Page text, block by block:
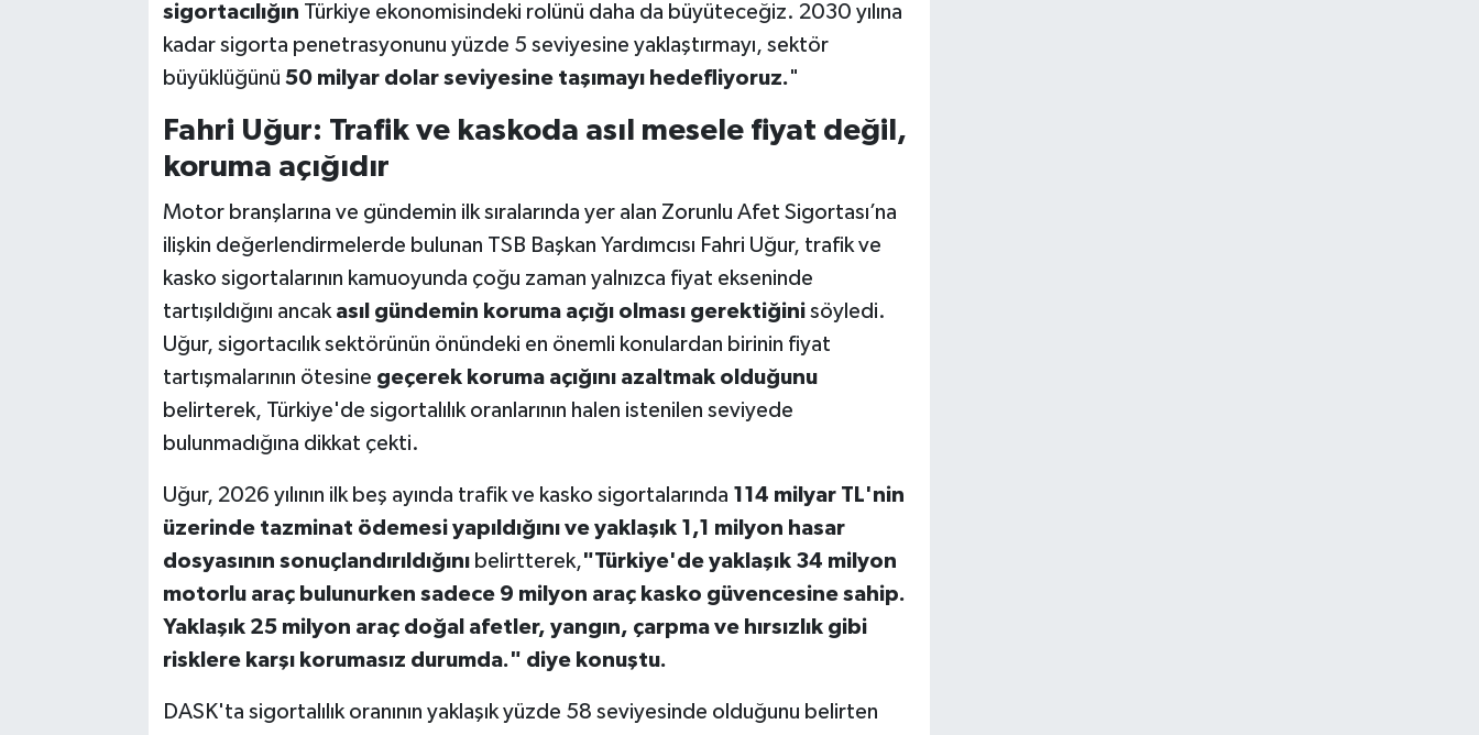
sigortacılığın Türkiye ekonomisindeki rolünü daha da büyüteceğiz. 2030 yılına
kadar sigorta penetrasyonunu yüzde 5 seviyesine yaklaştırmayı, sektör
büyüklüğünü 50 milyar dolar seviyesine taşımayı hedefliyoruz."
Fahri Uğur: Trafik ve kaskoda asıl mesele fiyat değil,
koruma açığıdır
Motor branşlarına ve gündemin ilk sıralarında yer alan Zorunlu Afet Sigortası’na
ilişkin değerlendirmelerde bulunan TSB Başkan Yardımcısı Fahri Uğur, trafik ve
kasko sigortalarının kamuoyunda çoğu zaman yalnızca fiyat ekseninde
tartışıldığını ancak asıl gündemin koruma açığı olması gerektiğinisöyledi.
Uğur, sigortacılık sektörünün önündeki en önemli konulardan birinin fiyat
tartışmalarının ötesine geçerek koruma açığını azaltmak olduğunu
belirterek, Türkiye'de sigortalılık oranlarının halen istenilen seviyede
bulunmadığına dikkat çekti.
Uğur, 2026 yılının ilk beş ayında trafik ve kasko sigortalarında 114 milyar TL'nin
üzerinde tazminat ödemesi yapıldığını ve yaklaşık 1,1 milyon hasar
dosyasının sonuçlandırıldığınıbelirtterek,"Türkiye'de yaklaşık 34 milyon
motorlu araç bulunurken sadece 9 milyon araç kasko güvencesine sahip.
Yaklaşık 25 milyon araç doğal afetler, yangın, çarpma ve hırsızlık gibi
risklere karşı korumasız durumda." diye konuştu.
DASK'ta sigortalılık oranının yaklaşık yüzde 58 seviyesinde olduğunu belirten